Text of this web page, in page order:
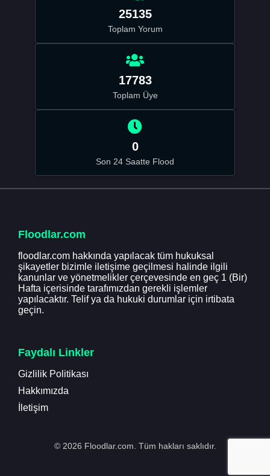
25135
Toplam Yorum
17783
Toplam Üye
0
Son 24 Saatte Flood
Floodlar.com
floodlar.com hakkında yapılacak tüm hukuksal
şikayetler bizimle iletişime geçilmesi halinde ilgili
kanunlar ve yönetmelikler çerçevesinde en geç 1 (Bir)
Hafta içerisinde tarafımızdan gerekli işlemler
yapılacaktır. Telif ya da hukuki durumlar için irtibata
geçin.
Faydalı Linkler
Gizlilik Politikası
Hakkımızda
İletişim
© 2026 Floodlar.com. Tüm hakları saklıdır.